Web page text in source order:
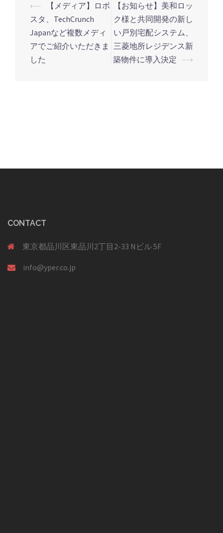
投
稿
ナ
ビ
⟵
【メディア】ロボ
スタ、TechCrunch
Japanなど複数メディ
アでご紹介いただきま
した
【お知らせ】美和ロッ
ク様と共同開発の新し
い戸別宅配システム、
三菱地所レジデンス新
築物件に導入決定 ⟶
CONTACT
東京都品川区東品川2丁目2-33 Nビル 5F
info@yper.co.jp